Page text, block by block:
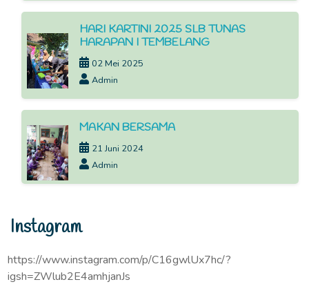
HARI KARTINI 2025 SLB TUNAS
HARAPAN I TEMBELANG
02 Mei 2025
Admin
MAKAN BERSAMA
21 Juni 2024
Admin
Instagram
https://www.instagram.com/p/C16gwlUx7hc/?
igsh=ZWlub2E4amhjanJs